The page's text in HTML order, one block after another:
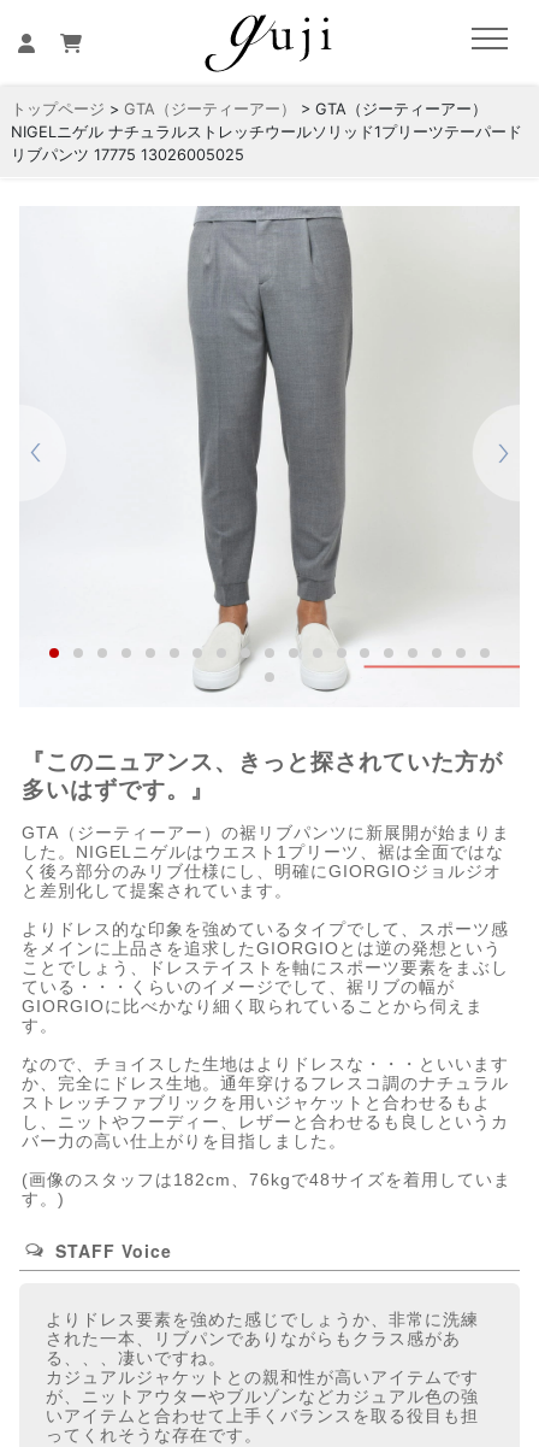
トップページ > GTA（ジーティーアー）
> GTA（ジーティーアー）
NIGELニゲル ナチュラルストレッチウールソリッド1プリーツテーパード
リブパンツ 17775 13026005025
『このニュアンス、きっと探されていた方が
多いはずです。』
GTA（ジーティーアー）の裾リブパンツに新展開が始まりま
した。NIGELニゲルはウエスト1プリーツ、裾は全面ではな
く後ろ部分のみリブ仕様にし、明確にGIORGIOジョルジオ
と差別化して提案されています。
よりドレス的な印象を強めているタイプでして、スポーツ感
をメインに上品さを追求したGIORGIOとは逆の発想という
ことでしょう、ドレステイストを軸にスポーツ要素をまぶし
ている・・・くらいのイメージでして、裾リブの幅が
GIORGIOに比べかなり細く取られていることから伺えま
す。
なので、チョイスした生地はよりドレスな・・・といいます
か、完全にドレス生地。通年穿けるフレスコ調のナチュラル
ストレッチファブリックを用いジャケットと合わせるもよ
し、ニットやフーディー、レザーと合わせるも良しというカ
バー力の高い仕上がりを目指しました。
(画像のスタッフは182cm、76kgで48サイズを着用していま
す。)
STAFF Voice
よりドレス要素を強めた感じでしょうか、非常に洗練
された一本、リブパンでありながらもクラス感があ
る、、、凄いですね。
カジュアルジャケットとの親和性が高いアイテムです
が、ニットアウターやブルゾンなどカジュアル色の強
いアイテムと合わせて上手くバランスを取る役目も担
ってくれそうな存在です。